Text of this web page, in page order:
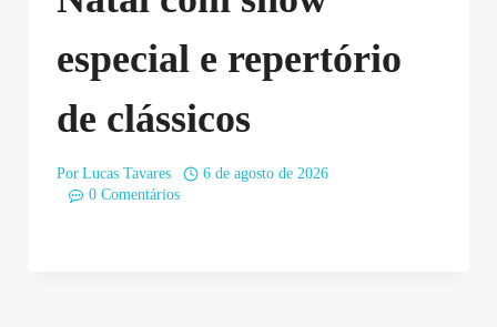
especial e repertório
de clássicos
Por Lucas Tavares
6 de agosto de 2026
0 Comentários